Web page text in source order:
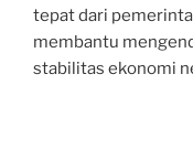
tepat dari
membantu
stabilitas ekonomi